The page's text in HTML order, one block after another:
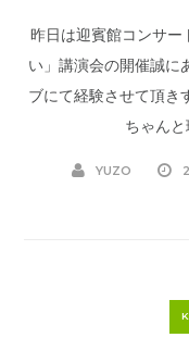
昨日は迎賓館コンサー
い」講演会の開催誠に
ブにて経験させて頂き
ちゃん
YUZO